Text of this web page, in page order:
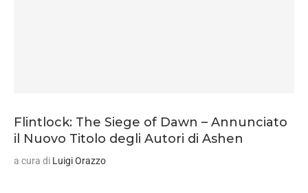
Flintlock: The Siege of Dawn – Annunciato
il Nuovo Titolo degli Autori di Ashen
a cura di Luigi Orazzo